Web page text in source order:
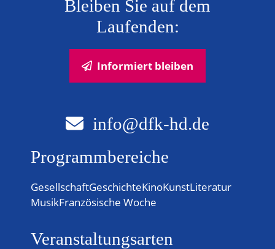
Bleiben Sie auf dem
Laufenden:
Informiert bleiben
info@dfk-hd.de
Programmbereiche
GesellschaftGeschichteKinoKunstLiteratur
MusikFranzösische Woche
Veranstaltungsarten